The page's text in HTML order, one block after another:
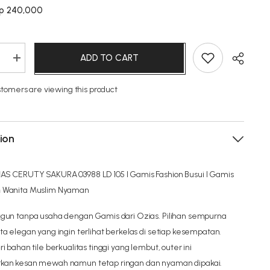
240,000
Increase
quantity
OZIAS
03988
ADD TO CART
are viewing this product
CERUTY SAKURA 03988 LD 105 I Gamis Fashion Busui I Gamis
Wanita Muslim Nyaman
tanpa usaha dengan Gamis dari Ozias. Pilihan sempurna
elegan yang ingin terlihat berkelas di setiap kesempatan.
bahan tile berkualitas tinggi yang lembut, outer ini
kesan mewah namun tetap ringan dan nyaman dipakai.